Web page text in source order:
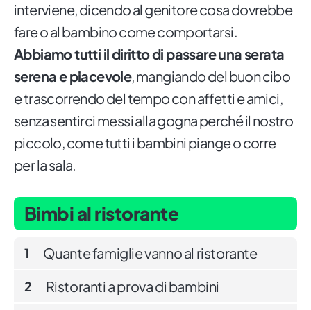
interviene, dicendo al genitore cosa dovrebbe
fare o al bambino come comportarsi.
Abbiamo tutti il diritto di passare una serata
serena e piacevole, mangiando del buon cibo
e trascorrendo del tempo con affetti e amici,
senza sentirci messi alla gogna perché il nostro
piccolo, come tutti i bambini piange o corre
per la sala.
Bimbi al ristorante
1 Quante famiglie vanno al ristorante
2 Ristoranti a prova di bambini